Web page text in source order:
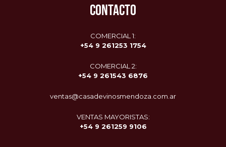
CONTACTO
COMERCIAL 1:
+54 9 261253 1754
COMERCIAL 2:
+54 9 261543 6876
ventas@casadevinosmendoza.com.ar
VENTAS MAYORISTAS:
+54 9 261259 9106